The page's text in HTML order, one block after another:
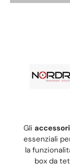
Gli
essenziali
la
box da